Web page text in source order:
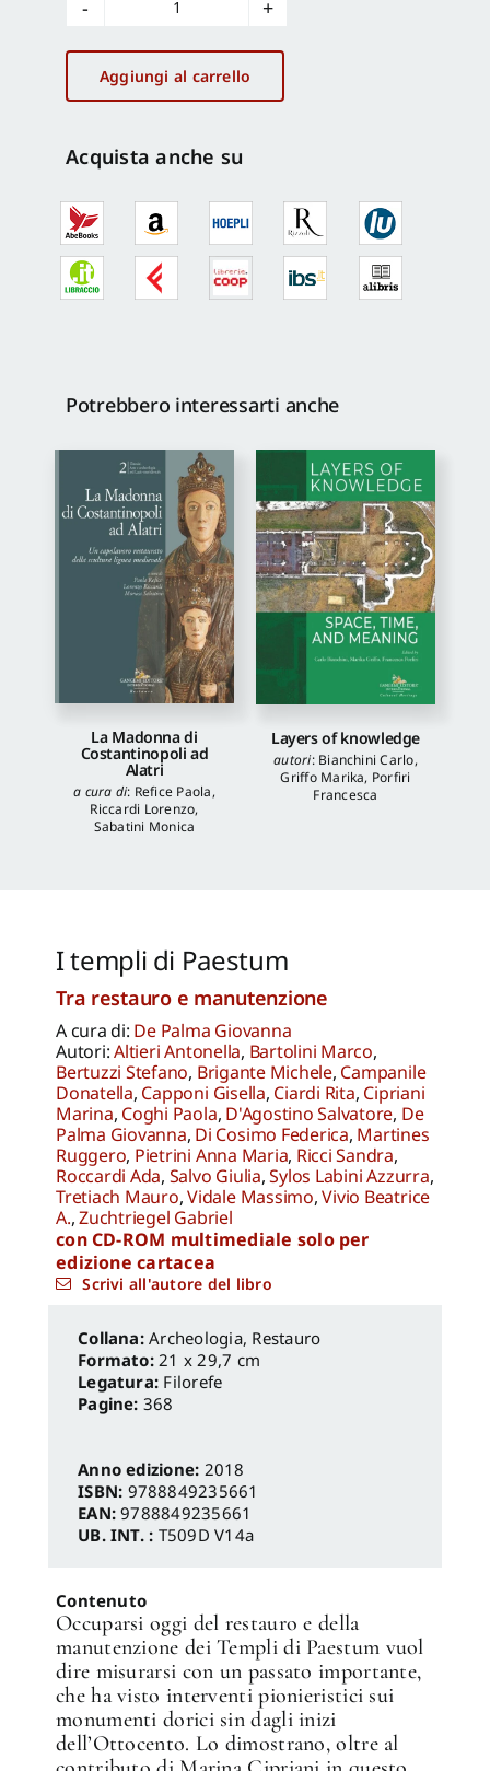
I
templi
di
Paestum
Aggiungi al carrello
Acquista anche su
Potrebbero interessarti anche
La Madonna di
Costantinopoli ad
Alatri
a cura di: Refice Paola,
Riccardi Lorenzo,
Sabatini Monica
Layers of knowledge
autori: Bianchini Carlo,
Griffo Marika, Porfiri
Francesca
I templi di Paestum
Tra restauro e manutenzione
A cura di: De Palma Giovanna
Autori:Altieri Antonella, Bartolini Marco,
Bertuzzi Stefano, Brigante Michele, Campanile
Donatella, Capponi Gisella, Ciardi Rita, Cipriani
Marina, Coghi Paola, D'Agostino Salvatore, De
Palma Giovanna, Di Cosimo Federica, Martines
Ruggero, Pietrini Anna Maria, Ricci Sandra,
Roccardi Ada, Salvo Giulia,Sylos Labini Azzurra,
Tretiach Mauro,Vidale Massimo,Vivio Beatrice
A.,Zuchtriegel Gabriel
con CD-ROM multimediale solo per
edizione cartacea
Scrivi all'autore del libro
Archeologia, Restauro
Formato:21 x 29,7 cm
Legatura: Filorefe
Pagine: 368
Anno edizione: 2018
ISBN: 9788849235661
EAN:9788849235661
UB. INT. : T509D V14a
Contenuto
Occuparsi oggi del restauro e della
manutenzione dei Templi di Paestum vuol
dire misurarsi con un passato importante,
che ha visto interventi pionieristici sui
monumenti dorici sin dagli inizi
dell’Ottocento. Lo dimostrano, oltre al